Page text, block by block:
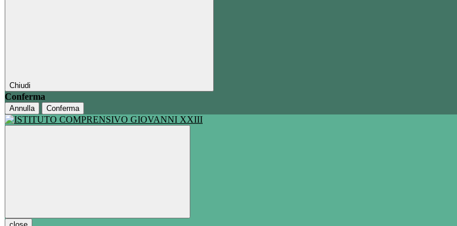
Chiudi
Conferma
Annulla Conferma